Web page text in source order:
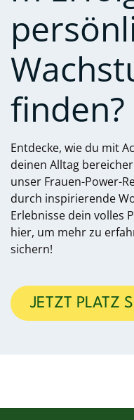
finden?
Entdecke, wie du mit
deinen Alltag
unser Frauen-Power-
durch inspirierende
Erlebnisse dein volles
hier, um mehr zu
sichern!
JETZT PLATZ